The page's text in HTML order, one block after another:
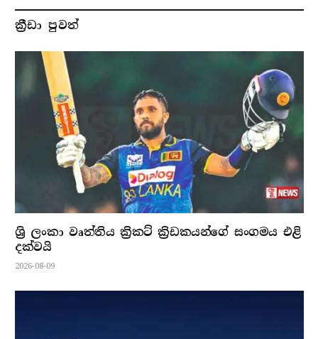
ක්‍රීඩා පුවත්
ශ්‍රි ලංකා වෘත්තිය ක්‍රිකට් ක්‍රිඩකයන්ගේ සංගමය එළි
දක්වයි
2026-08-09